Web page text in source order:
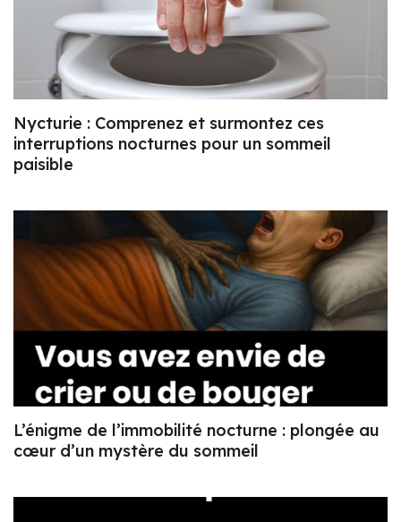
Nycturie : Comprenez et surmontez ces
interruptions nocturnes pour un sommeil
paisible
L’énigme de l’immobilité nocturne : plongée au
cœur d’un mystère du sommeil